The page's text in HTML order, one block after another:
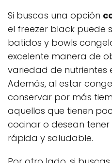
Si buscas una opción
el freezer black puede
batidos y bowls
excelente manera de
variedad de nutrientes
Además, al estar
conservar por más
aquellos que tienen
cocinar o desean
rápida y saludable.